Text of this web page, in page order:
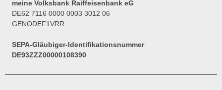
meine Volksbank Raiffeisenbank eG
DE62 7116 0000 0003 3012 06
GENODEF1VRR
SEPA-Gläubiger-Identifikationsnummer
DE93ZZZ00000108390